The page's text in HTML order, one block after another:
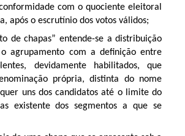
com o quociente eleitoral
após o escrutínio dos votos válidos;
de chapas” entende-se a distribuição
agrupamento com a definição entre
devidamente habilitados, que
própria, distinta do nome
uns dos candidatos até o limite do
existente dos segmentos a que se